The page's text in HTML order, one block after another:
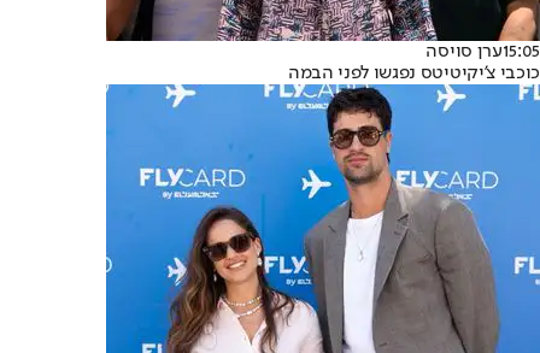
15:05ערן סויסה
כוכבי צ'יקיטיטס נפגשו לפני הבמה